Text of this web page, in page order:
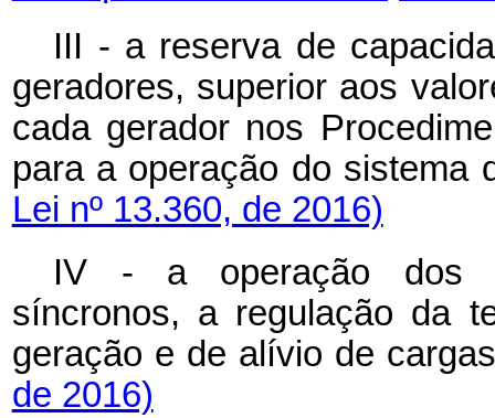
III - a reserva de
geradores, superior aos
cada gerador nos
para a operação do
Lei nº 13.360, de 2016)
IV - a operação dos
síncronos, a regulação da
geração e de alívio de
de 2016)